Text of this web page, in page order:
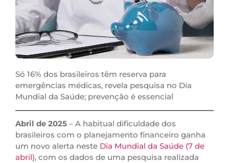
Só 16% dos brasileiros têm reserva para
emergências médicas, revela pesquisa no Dia
Mundial da Saúde; prevenção é essencial
Abril de 2025 – A habitual dificuldade dos
brasileiros com o planejamento financeiro ganha
um novo alerta neste Dia Mundial da Saúde (7 de
abril), com os dados de uma pesquisa realizada